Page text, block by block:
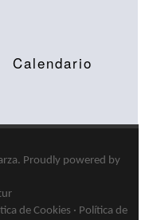
Calendario
. Proudly powered by
de Cookies · Política de